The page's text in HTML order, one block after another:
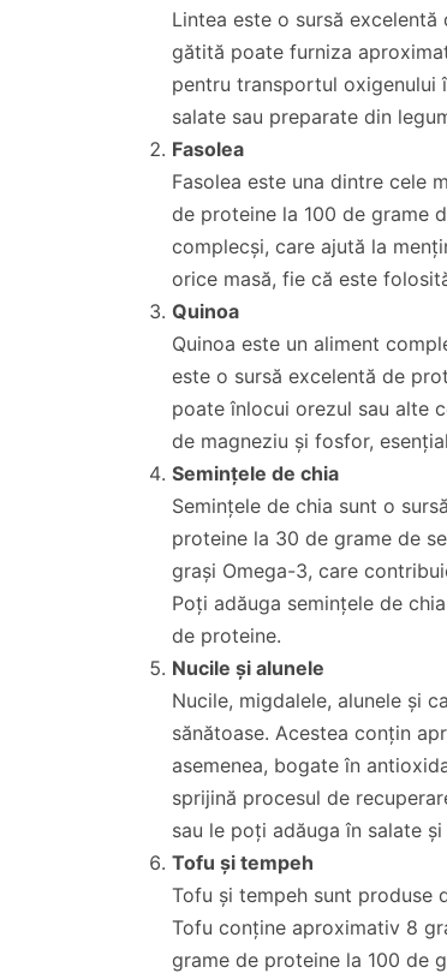
Lintea este o sursă
gătită poate furniza
pentru transportul oxigenului
salate sau preparate din
Fasolea
Fasolea este una dintre cele
de proteine la 100 de grame
complecși, care ajută la
orice masă, fie că este
Quinoa
Quinoa este un aliment
este o sursă excelentă de
poate înlocui orezul sau alte
de magneziu și fosfor,
Semințele de chia
Semințele de chia sunt o
proteine la 30 de grame de
grași Omega-3, care
Poți adăuga semințele de
de proteine.
Nucile și alunele
Nucile, migdalele, alunele și
sănătoase. Acestea conțin
asemenea, bogate în
sprijină procesul de
sau le poți adăuga în salate
Tofu și tempeh
Tofu și tempeh sunt produse
Tofu conține aproximativ 8
grame de proteine la 100 de